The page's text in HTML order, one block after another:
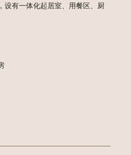
设有一体化起居室、用餐区、厨